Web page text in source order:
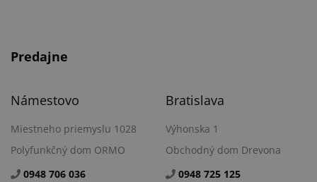
Predajne
Námestovo
Miestneho priemyslu 1028
Polyfunkčný dom ORMO
0948 706 036
Bratislava
Výhonska 1
Obchodný dom Drevona
0948 725 125